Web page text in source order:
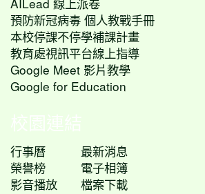
預防新冠病毒 個人教戰手冊
本校停課不停學補課計畫
教育處視訊平台線上指導
Google Meet 影片教學
Google for Education
校園連結
行事曆
最新消息
榮譽榜
電子相簿
影音播放
檔案下載